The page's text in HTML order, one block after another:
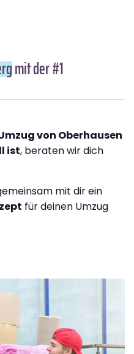
mit der #1
von Oberhausen
ist, beraten wir dich
mit dir ein
für deinen Umzug